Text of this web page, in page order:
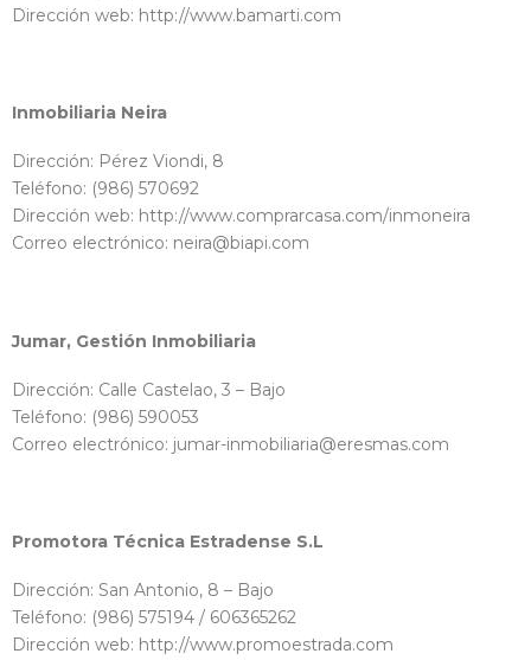
Dirección web: http://www.bamarti.com
Inmobiliaria Neira
Dirección: Pérez Viondi, 8
Teléfono: (986) 570692
Dirección web: http://www.comprarcasa.com/inmoneira
Correo electrónico: neira@biapi.com
Jumar, Gestión Inmobiliaria
Dirección: Calle Castelao, 3 – Bajo
Teléfono: (986) 590053
Correo electrónico: jumar-inmobiliaria@eresmas.com
Promotora Técnica Estradense S.L
Dirección: San Antonio, 8 – Bajo
Teléfono: (986) 575194 / 606365262
Dirección web: http://www.promoestrada.com